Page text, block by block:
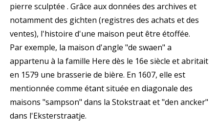
pierre sculptée . Grâce aux données des archives et
notamment des gichten (registres des achats et des
ventes), l'histoire d'une maison peut être étoffée.
Par exemple, la maison d'angle "de swaen" a
appartenu à la famille Here dès le 16e siècle et abritait
en 1579 une brasserie de bière. En 1607, elle est
mentionnée comme étant située en diagonale des
maisons "sampson" dans la Stokstraat et "den ancker"
dans l'Eksterstraatje.